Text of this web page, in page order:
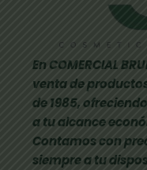
En COMERCIAL
venta de
de 1985,
a tu alcance
Contamos con
siempre a tu